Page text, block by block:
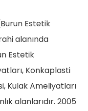
Estetik
alanında
Estetik
Konkaplasti
Kulak Ameliyatları
alanlarıdır. 2005